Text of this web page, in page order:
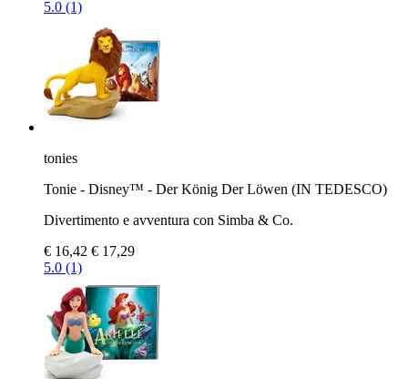
5.0 (1)
tonies
Tonie - Disney™ - Der König Der Löwen (IN TEDESCO)
Divertimento e avventura con Simba & Co.
€ 16,42 € 17,29
5.0 (1)